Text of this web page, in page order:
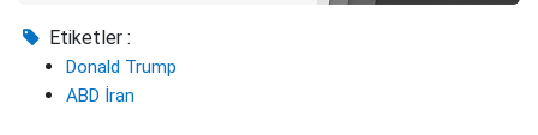
Etiketler :
Donald Trump
ABD İran